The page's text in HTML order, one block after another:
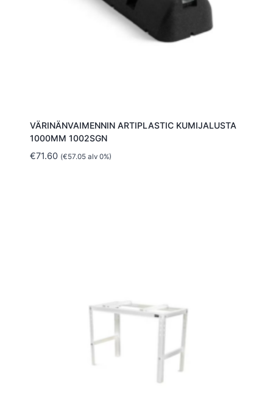
VÄRINÄNVAIMENNIN ARTIPLASTIC KUMIJALUSTA
1000MM 1002SGN
€71.60 (€57.05alv 0%)